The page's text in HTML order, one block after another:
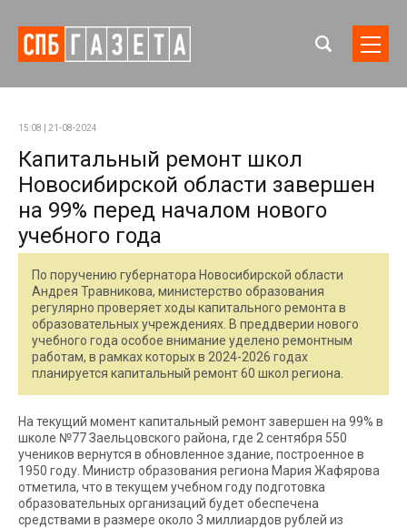
15:08 | 21-08-2024
Капитальный ремонт школ
Новосибирской области завершен
на 99% перед началом нового
учебного года
По поручению губернатора Новосибирской области
Андрея Травникова, министерство образования
регулярно проверяет ходы капитального ремонта в
образовательных учреждениях. В преддверии нового
учебного года особое внимание уделено ремонтным
работам, в рамках которых в 2024-2026 годах
планируется капитальный ремонт 60 школ региона.
На текущий момент капитальный ремонт завершен на 99% в
школе №77 Заельцовского района, где 2 сентября 550
учеников вернутся в обновленное здание, построенное в
1950 году. Министр образования региона Мария Жафярова
отметила, что в текущем учебном году подготовка
образовательных организаций будет обеспечена
средствами в размере около 3 миллиардов рублей из